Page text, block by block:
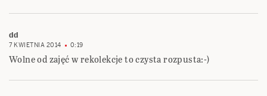
dd
7 KWIETNIA 2014 0:19
Wolne od zajęć w rekolekcje to czysta rozpusta:-)